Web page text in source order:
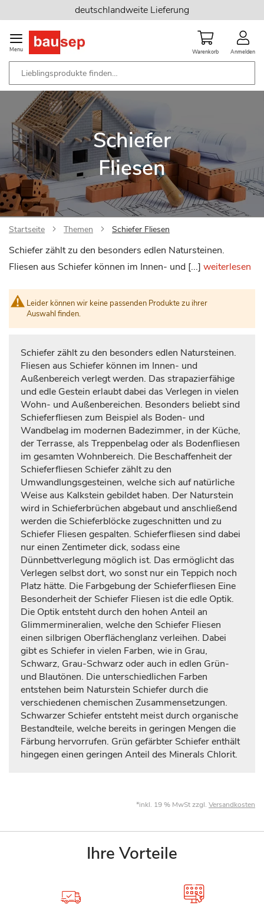
Inhalt
springen
deutschlandweite Lieferung
Menu Warenkorb Anmelden
Schiefer
Fliesen
Startseite Themen Schiefer Fliesen
Schiefer zählt zu den besonders edlen Natursteinen.
Fliesen aus Schiefer können im Innen- und [...] weiterlesen
Leider können wir keine passenden Produkte zu ihrer
Auswahl finden.
Schiefer zählt zu den besonders edlen Natursteinen.
Fliesen aus Schiefer können im Innen- und
Außenbereich verlegt werden. Das strapazierfähige
und edle Gestein erlaubt dabei das Verlegen in vielen
Wohn- und Außenbereichen. Besonders beliebt sind
Schieferfliesen zum Beispiel als Boden- und
Wandbelag im modernen Badezimmer, in der Küche,
der Terrasse, als Treppenbelag oder als Bodenfliesen
im gesamten Wohnbereich. Die Beschaffenheit der
Schieferfliesen Schiefer zählt zu den
Umwandlungsgesteinen, welche sich auf natürliche
Weise aus Kalkstein gebildet haben. Der Naturstein
wird in Schieferbrüchen abgebaut und anschließend
werden die Schieferblöcke zugeschnitten und zu
Schiefer Fliesen gespalten. Schieferfliesen sind dabei
nur einen Zentimeter dick, sodass eine
Dünnbettverlegung möglich ist. Das ermöglicht das
Verlegen selbst dort, wo sonst nur ein Teppich noch
Platz hätte. Die Farbgebung der Schieferfliesen Eine
Besonderheit der Schiefer Fliesen ist die edle Optik.
Die Optik entsteht durch den hohen Anteil an
Glimmermineralien, welche den Schiefer Fliesen
einen silbrigen Oberflächenglanz verleihen. Dabei
gibt es Schiefer in vielen Farben, wie in Grau,
Schwarz, Grau-Schwarz oder auch in edlen Grün-
und Blautönen. Die unterschiedlichen Farben
entstehen beim Naturstein Schiefer durch die
verschiedenen chemischen Zusammensetzungen.
Schwarzer Schiefer entsteht meist durch organische
Bestandteile, welche bereits in geringen Mengen die
Färbung hervorrufen. Grün gefärbter Schiefer enthält
hingegen einen geringen Anteil des Minerals Chlorit.
*inkl. 19 % MwSt zzgl. Versandkosten
Ihre Vorteile